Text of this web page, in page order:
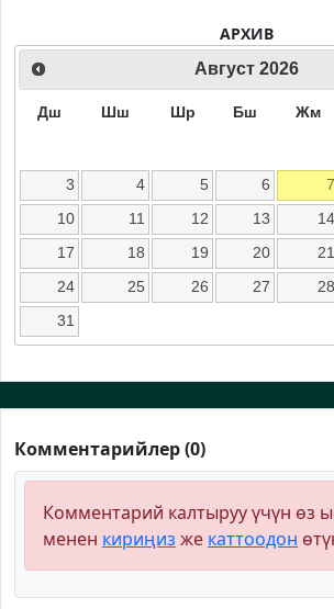
АРХИВ
Август 2026
Дш Шш Шр Бш Жм
3
4 5 6 7
10
11 12 13 14
17
18 19 20 21
24
25 26 27 28
31
Комментарийлер (0)
Комментарий калтыруу үчүн өз
менен кириңиз же каттоодон